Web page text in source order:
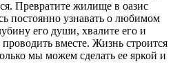
Превратите жилище в оазис
постоянно узнавать о любимом
его души, хвалите его и
вместе. Жизнь строится
мы можем сделать ее яркой и